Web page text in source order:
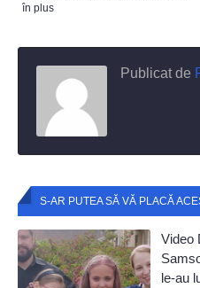
în plus
Publicat de
S-AR PUTEA SĂ VĂ PLACĂ
Video
le-au